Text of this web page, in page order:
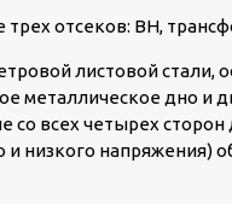
отсеков: ВН,
листовой стали,
металлическое дно и
со всех четырех
и низкого напряжения)